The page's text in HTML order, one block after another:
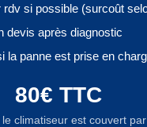
rdv si possible (surcoût
devis après diagnostic
la panne est prise en
80€ TTC
climatiseur est couvert